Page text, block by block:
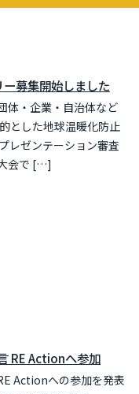
募集開始しました
体・企業・自治体など
とした地球温暖化防止
レゼンテーション審査
会で […]
RE Actionへ参加
Actionへの参加を発表